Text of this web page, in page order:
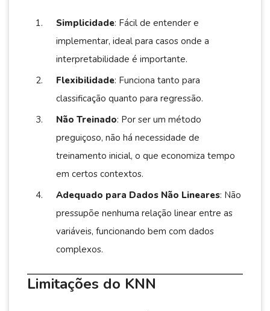
Simplicidade: Fácil de entender e
implementar, ideal para casos onde a
interpretabilidade é importante.
Flexibilidade: Funciona tanto para
classificação quanto para regressão.
Não Treinado: Por ser um método
preguiçoso, não há necessidade de
treinamento inicial, o que economiza tempo
em certos contextos.
Adequado para Dados Não Lineares: Não
pressupõe nenhuma relação linear entre as
variáveis, funcionando bem com dados
complexos.
Limitações do KNN